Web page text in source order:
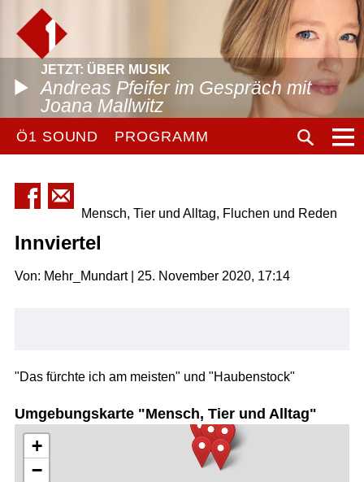
JETZT: ÜBER MUSIK
Andreas Pfeifer im Gespräch mit
Joana Mallwitz
Ö1 SOUND PROGRAMM
Mensch, Tier und Alltag, Fluchen und Reden
Innviertel
Von: Mehr_Mundart | 25. November 2020, 17:14
"Das fürchte ich am meisten" und "Haubenstock"
Umgebungskarte "Mensch, Tier und Alltag"
+
−